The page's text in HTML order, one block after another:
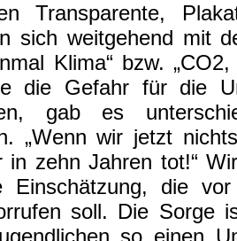
Transparente,
sich weitgehend mit
Klima“ bzw.
die Gefahr für die
gab es
„Wenn wir jetzt
in zehn Jahren tot!“
Einschätzung, die
soll. Die Sorge